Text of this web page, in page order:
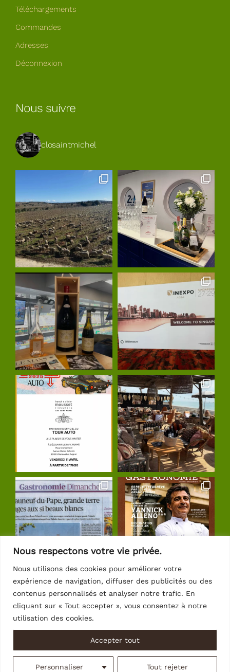
Nous respectons votre vie privée.
Nous utilisons des cookies pour améliorer votre
expérience de navigation, diffuser des publicités ou des
contenus personnalisés et analyser notre trafic. En
cliquant sur « Tout accepter », vous consentez à notre
utilisation des cookies.
Personnaliser Tout rejeter
Accepter tout
Téléchargements
Commandes
Adresses
Déconnexion
Nous suivre
closaintmichel
Suivre sur Instagram
© Copyright 2026 | CréditsIntrasite